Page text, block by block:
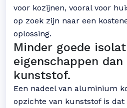
voor kozijnen, vooral voor
op zoek zijn naar een
oplossing.
Minder goede
eigenschappen dan
kunststof.
Een nadeel van aluminium
opzichte van kunststof is dat